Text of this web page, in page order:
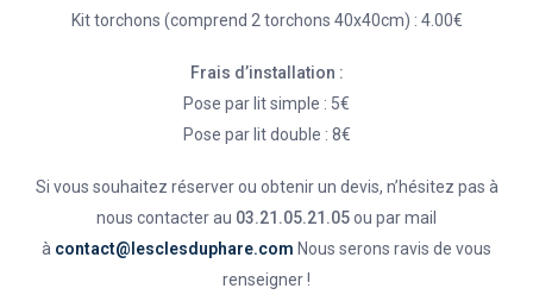
Kit torchons (comprend 2 torchons 40x40cm) : 4.00€
Frais d’installation :
Pose par lit simple : 5€
Pose par lit double : 8€
Si vous souhaitez réserver ou obtenir un devis, n’hésitez pas à
nous contacter au 03.21.05.21.05ou par mail
à contact@lesclesduphare.com Nous serons ravis de vous
renseigner !